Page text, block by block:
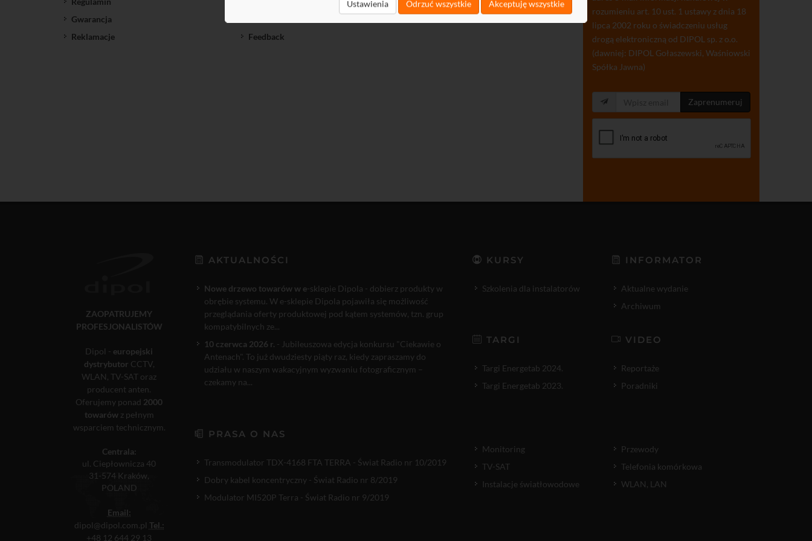
Ustawienia Odrzuć wszystkie Akceptuję wszystkie
Gwarancja
Reklamacje
Feedback
rozumieniu art. 10 ust. 1 ustawy z dnia 18
lipca 2002 roku o świadczeniu usług
drogą elektroniczną od DIPOL sp. z o.o.
(dawniej: DIPOL Gołaszewski, Waśniowski
Spółka Jawna)
Zaprenumeruj
ZAOPATRUJEMY
PROFESJONALISTÓW
Dipol - europejski
dystrybutor CCTV,
WLAN, TV-SAT oraz
producent anten.
Oferujemy ponad 2000
towarówz pełnym
wsparciem technicznym.
Centrala:
ul. Ciepłownicza 40
31-574 Kraków,
POLAND
Email:
dipol@dipol.com.pl Tel.:
+48 12 644 29 13
AKTUALNOŚCI
Nowe drzewo towarów w e-sklepie Dipola - dobierz produkty w
obrębie systemu. W e-sklepie Dipola pojawiła się możliwość
przeglądania oferty produktowej pod kątem systemów, tzn. grup
kompatybilnych ze...
10 czerwca 2026 r. - Jubileuszowa edycja konkursu "Ciekawie o
Antenach". To już dwudziesty piąty raz, kiedy zapraszamy do
udziału w naszym wakacyjnym wyzwaniu fotograficznym –
czekamy na...
PRASA O NAS
Transmodulator TDX-4168 FTA TERRA - Świat Radio nr 10/2019
Dobry kabel koncentryczny - Świat Radio nr 8/2019
Modulator MI520P Terra - Świat Radio nr 9/2019
KURSY
Szkolenia dla instalatorów
TARGI
Targi Energetab 2024.
Targi Energetab 2023.
INFORMATOR
Aktualne wydanie
Archiwum
VIDEO
Reportaże
Poradniki
Monitoring
TV-SAT
Instalacje światłowodowe
Przewody
Telefonia komórkowa
WLAN, LAN